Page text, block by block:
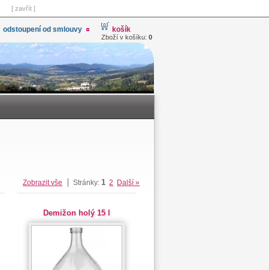
[ zavřít ]
odstoupení od smlouvy košík
Zboží v košíku: 0
Zobrazit vše Stránky: 1 2 Další »
Demižon holý 15 l